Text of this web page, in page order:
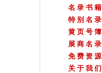
名 录 书 籍
特 别 名 录
黄 页 号 簿
展 商 名 录
免 费 资 源
关 于 我 们